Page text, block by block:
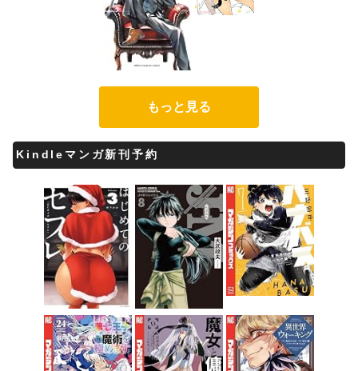
もっと見る
Kindleマンガ新刊予約